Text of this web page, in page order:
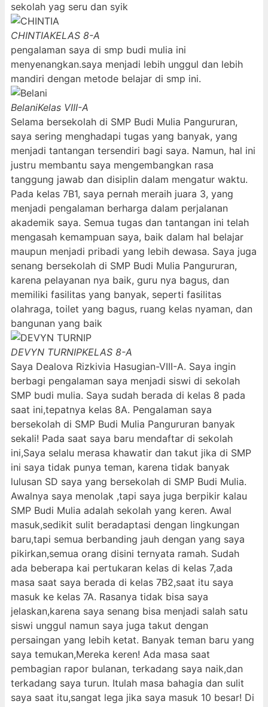
sekolah yag seru dan syik
CHINTIAKELAS 8-A
pengalaman saya di smp budi mulia ini
menyenangkan.saya menjadi lebih unggul dan lebih
mandiri dengan metode belajar di smp ini.
BelaniKelas VIII-A
Selama bersekolah di SMP Budi Mulia Pangururan,
saya sering menghadapi tugas yang banyak, yang
menjadi tantangan tersendiri bagi saya. Namun, hal ini
justru membantu saya mengembangkan rasa
tanggung jawab dan disiplin dalam mengatur waktu.
Pada kelas 7B1, saya pernah meraih juara 3, yang
menjadi pengalaman berharga dalam perjalanan
akademik saya. Semua tugas dan tantangan ini telah
mengasah kemampuan saya, baik dalam hal belajar
maupun menjadi pribadi yang lebih dewasa. Saya juga
senang bersekolah di SMP Budi Mulia Pangururan,
karena pelayanan nya baik, guru nya bagus, dan
memiliki fasilitas yang banyak, seperti fasilitas
olahraga, toilet yang bagus, ruang kelas nyaman, dan
bangunan yang baik
DEVYN TURNIPKELAS 8-A
Saya Dealova Rizkivia Hasugian-VIII-A. Saya ingin
berbagi pengalaman saya menjadi siswi di sekolah
SMP budi mulia. Saya sudah berada di kelas 8 pada
saat ini,tepatnya kelas 8A. Pengalaman saya
bersekolah di SMP Budi Mulia Pangururan banyak
sekali! Pada saat saya baru mendaftar di sekolah
ini,Saya selalu merasa khawatir dan takut jika di SMP
ini saya tidak punya teman, karena tidak banyak
lulusan SD saya yang bersekolah di SMP Budi Mulia.
Awalnya saya menolak ,tapi saya juga berpikir kalau
SMP Budi Mulia adalah sekolah yang keren. Awal
masuk,sedikit sulit beradaptasi dengan lingkungan
baru,tapi semua berbanding jauh dengan yang saya
pikirkan,semua orang disini ternyata ramah. Sudah
ada beberapa kai pertukaran kelas di kelas 7,ada
masa saat saya berada di kelas 7B2,saat itu saya
masuk ke kelas 7A. Rasanya tidak bisa saya
jelaskan,karena saya senang bisa menjadi salah satu
siswi unggul namun saya juga takut dengan
persaingan yang lebih ketat. Banyak teman baru yang
saya temukan,Mereka keren! Ada masa saat
pembagian rapor bulanan, terkadang saya naik,dan
terkadang saya turun. Itulah masa bahagia dan sulit
saya saat itu,sangat lega jika saya masuk 10 besar! Di